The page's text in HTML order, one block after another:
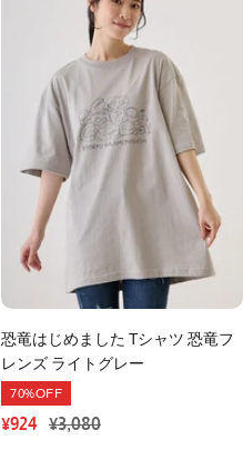
恐竜はじめました Tシャツ 恐竜フ
レンズ ライトグレー
70%OFF
セ
ー
ル
価
格
¥924 通
常
価
格
¥3,080